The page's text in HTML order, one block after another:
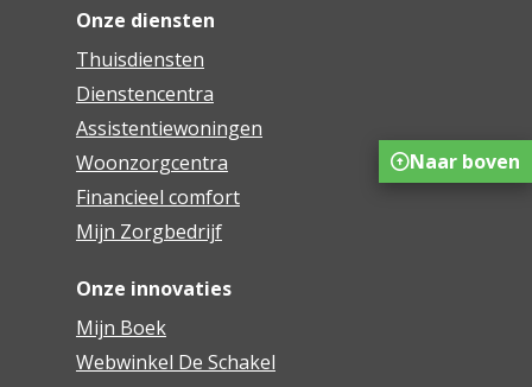
Onze diensten
Thuisdiensten
Dienstencentra
Assistentiewoningen
Woonzorgcentra
Financieel comfort
Mijn Zorgbedrijf
Onze innovaties
Mijn Boek
Webwinkel De Schakel
Naar boven